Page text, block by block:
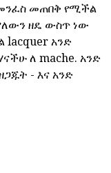
መጠበቅ የሚችል
ዘዴ ውስጥ ነው
lacquer አንድ
ለ mache. አንድ
- እና አንድ